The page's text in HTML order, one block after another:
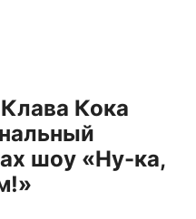
Кока
шоу «Ну-ка,